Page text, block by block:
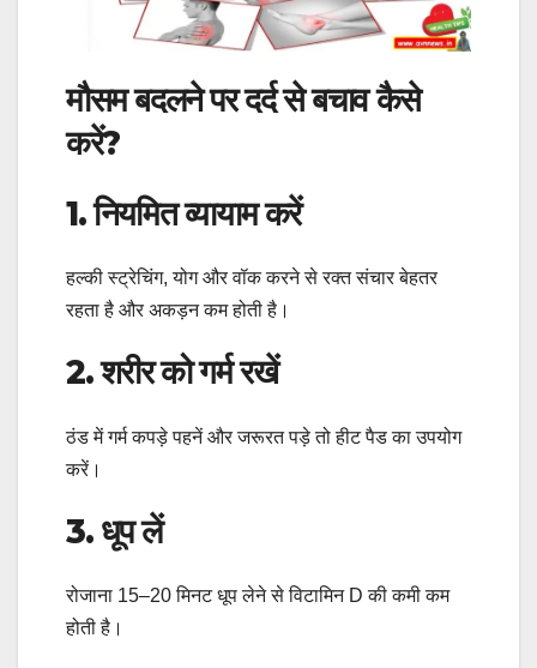
मौसम बदलने पर दर्द से बचाव कैसे
करें?
1. नियमित व्यायाम करें
हल्की स्ट्रेचिंग, योग और वॉक करने से रक्त संचार बेहतर
रहता है और अकड़न कम होती है।
2. शरीर को गर्म रखें
ठंड में गर्म कपड़े पहनें और जरूरत पड़े तो हीट पैड का उपयोग
करें।
3. धूप लें
रोजाना 15–20 मिनट धूप लेने से विटामिन D की कमी कम
होती है।